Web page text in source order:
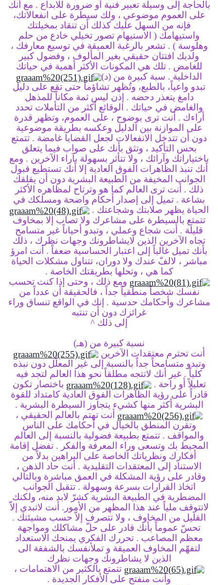
بالحاجة إلى وسيلة تعبير فنية أو ضرورة للابداع . مع أنك
على العموم موضوعي ، ولك سيطرة على انفعالاتك،
فإنه من السهل عليك كذلك أن تنقاد بمخيلتك
واستيهامك ( الاستيهام تصور تخيلي خادع من حلم
وهلوسة ) . تشعر بالرغبة العميقة في توسيع معارفك ،
ولديك افتتان حقيقي بغير المألوف ، وفضول كبير
للغامض . تلك هي المكونات الأكثر أهمية في حياتك
الداخلية . سبة كبيرة من (د)
تبدو واعياً، بالطبع، وتُظهر تشاؤماً حتى تقع على دليل
دامغ يتعذر دحضه . إذن ليس ثمة مكاناً للمذهل
والغامض في حياتك . الوقائع أكثر من التأملات تحدد
أراءك . أنت ترى بوضوح ، على العموم، وتظهر قدرة
على الموازنة بين الدليل وعكسه بطريقة موضوعية
دون أن تتدخل الانفعالات لجعل القضايا غامضة . تتمتع
بحس التأكيد ، وتثق بأنك على صواب فيما يتعلق
باختياراتك وآرائك ، ولا تتأثر بسهولة بآراء الآخرين . ومع
أنك تنبذ الظاهرات الفوق العادية إلا أنك تستطيع قبول
الجوانب المخيفة من الطبيعة البشرية دون أن يقلقك
ذلك . أنت ترى العالم كما هو وترتاح لمظاهره الأكثر
بشاعة . تميل إلى إصدار أحكام واضحة ومسلكك في
الحياة يظهر صلابتك وشجاعتك .
تتمتع بالسيطرة على مشاعرك ولا تصاب إلا بمخاوف
قليلة . أنت شجاع وعملي ، وتبدو أحياناً غير متسامح
تجاه الآخرين الذين لايشاطرونك وجهات نظرك ، ذلك
بأنك تميل غالباً إلى اعتبار الحساسية ضعفاً . أنت امرؤ
مباشر ، لالفّ عندك ولا دوران، تتناول مشكلات الحياة
كما هي ، وتحلها بطريقتك الخاصة .
ومع ذلك ، وحتى إذا كنت تحسب
نفسك شخصاً منطقياً جداً ، فالحقيقة أن عدداً من
مشاعرك وأحكامك حدسية . إنك في الواقع تنساق وراء
غرائزك دون أن تنتبه
إلى ذلك ^
نسبة كبيرة من (هـ)
أنت تحترم معتقدات الآخرين
وتبدو متسامحاً جداً بالنسبة إلى غير المعلّل دون نبذه
كلياً . غير أنك لاتتجه مطلقاً نحو هذا العالم لتجد فيه
تعليلاً أو راحة .
باختصار تكون
قادراً على رؤية الظاهرات الفوق العادية كامتداد للقوة
البشرية أكثر منها كشيء يتجاوز السيطرة البشرية .
أنت تهتم بالعالم الحقيقي ،
وتقرن المنطق بالخيال في أحكامك على الناس
والمواقف . تتمتع بطبيعة فضولية بالنسبة إلى العالم
المحيط بك وتسعى وراء المعرفة والفكر . تفضل إقامة
أفكارك ونظرياتك الخاصة على البراهين بدلاً من
الاستناد إلى المعتقدات التقليدية . أنت حاد الذهن ،
وقادر على رؤية المشكلة في العمق مباشرة وبالتالي
اتخاذ القرارات بسرعة وسهولة . تتقبل الجوانب
المضطربة في الطبيعة البشرية كشرّ لابد منه، ولكنك
لاتتوقف ملياً عند هذا المظهر من الأمور. أنت لاتبدي إلاّ
القليل من المخاوف ، ولا تتصرف إلاّ حسب مشيئتك .
تحسّ عموماً بأنك قادر على حلّ مشاكلك ومواجهة
معظم المصاعب . تحررك الفكري يمنحك الاستعداد
لتفهّم المخاوف العميقة و تملأنفسك بالشفقة الى
الذين لا يشاطرونك وجهات نظرك
تتمتع بالكثير من الاهتمامات ،
وأنت منفتح على الأفكار الجديدة .